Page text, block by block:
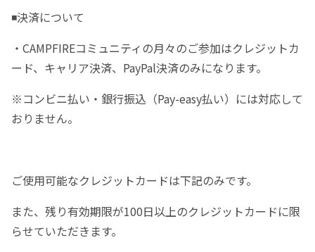
◾️決済について
・CAMPFIREコミュニティの月々のご参加はクレジットカ
ード、キャリア決済、PayPal決済のみになります。
※コンビニ払い・銀行振込（Pay-easy払い）には対応して
おりません。
ご使用可能なクレジットカードは下記のみです。
また、残り有効期限が100日以上のクレジットカードに限
らせていただきます。